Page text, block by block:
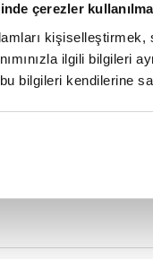
çerezler
ilgili bilgileri
bilgileri kendilerine
G 1/2" A (ISO 228-1)